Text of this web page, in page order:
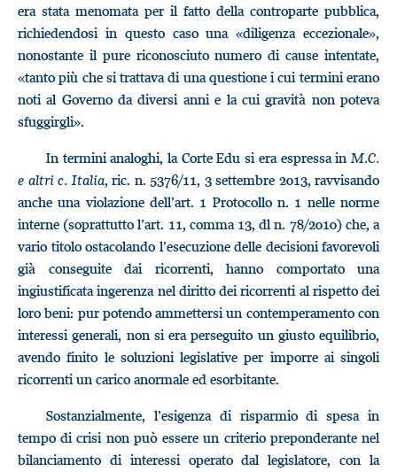
era stata menomata per il fatto della controparte pubblica,
richiedendosi in questo caso una «diligenza eccezionale»,
nonostante il pure riconosciuto numero di cause intentate,
«tanto più che si trattava di una questione i cui termini erano
noti al Governo da diversi anni e la cui gravità non poteva
sfuggirgli».
In termini analoghi, la Corte Edu si era espressa in M.C.
e altri c. Italia, ric. n. 5376/11, 3 settembre 2013, ravvisando
anche una violazione dell’art. 1 Protocollo n. 1 nelle norme
interne (soprattutto l’art. 11, comma 13, dl n. 78/2010) che, a
vario titolo ostacolando l’esecuzione delle decisioni favorevoli
già conseguite dai ricorrenti, hanno comportato una
ingiustificata ingerenza nel diritto dei ricorrenti al rispetto dei
loro beni: pur potendo ammettersi un contemperamento con
interessi generali, non si era perseguito un giusto equilibrio,
avendo finito le soluzioni legislative per imporre ai singoli
ricorrenti un carico anormale ed esorbitante.
Sostanzialmente, l’esigenza di risparmio di spesa in
tempo di crisi non può essere un criterio preponderante nel
bilanciamento di interessi operato dal legislatore, con la